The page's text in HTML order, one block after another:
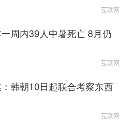
互联网
一周内39人中暑死亡 8月仍
互联网
韩朝10日起联合考察东西
互联网